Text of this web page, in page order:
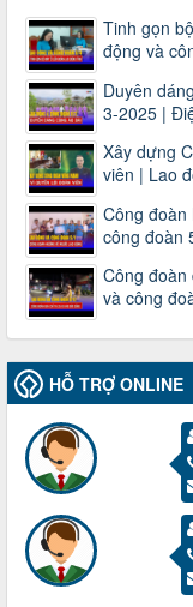
Tinh gọn
động và
Duyên
3-2025 |
Xây dựng
viên | Lao
Công
công đoàn
Công
và công
HỖ TRỢ ONLINE
3716/TLD-TC
Công văn hướng
đoàn khi đơn vị sát
Thời gian đăng: 13/
lượt xem: 2003 |